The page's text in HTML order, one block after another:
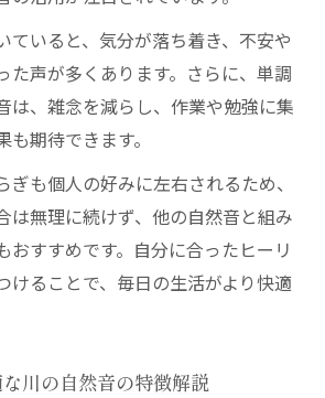
ていると、気分が落ち着き、不安や
た声が多くあります。さらに、単調
は、雑念を減らし、作業や勉強に集
期待できます。
ぎも個人の好みに左右されるため、
は無理に続けず、他の自然音と組み
おすすめです。自分に合ったヒーリ
けることで、毎日の生活がより快適
川の自然音の特徴解説